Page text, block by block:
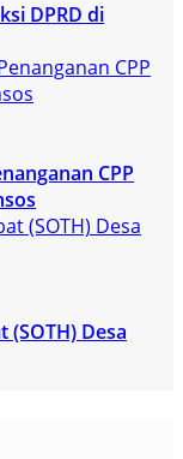
DPRD di
CPP
Desa